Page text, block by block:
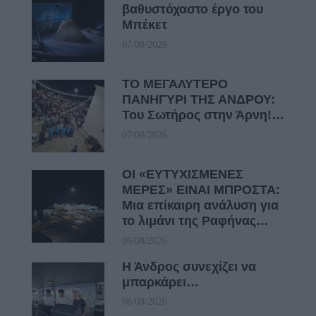
βαθυστόχαστο έργο του
Μπέκετ
07/08/2026
ΤΟ ΜΕΓΑΛΥΤΕΡΟ
ΠΑΝΗΓΥΡΙ ΤΗΣ ΑΝΔΡΟΥ:
Του Σωτήρος στην Άρνη!…
07/08/2026
ΟΙ «ΕΥΤΥΧΙΣΜΕΝΕΣ
ΜΕΡΕΣ» ΕΙΝΑΙ ΜΠΡΟΣΤΑ:
Μια επίκαιρη ανάλυση για
το λιμάνι της Ραφήνας…
06/08/2026
Η Άνδρος συνεχίζει να
μπαρκάρει…
06/08/2026